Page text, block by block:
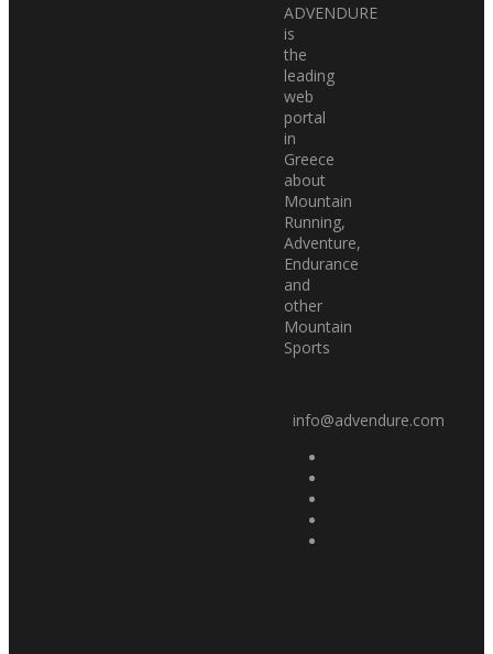
ADVENDURE
is
the
leading
web
portal
in
Greece
about
Mountain
Running,
Adventure,
Endurance
and
other
Mountain
Sports
info@advendure.com